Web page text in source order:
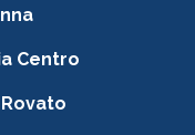
Centro